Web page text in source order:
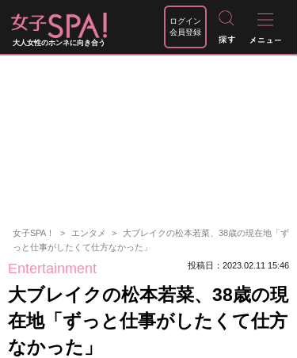
大人女性のホンネに向き合う
ログイン
会員登録
女子SPA！ エンタメ
大ブレイクの松本若菜、38歳の現在地「ず
っと仕事がしたくて仕方なかった」
Entertainment 投稿日：2023.02.11 15:46
大ブレイクの松本若菜、38歳の現
在地「ずっと仕事がしたくて仕方
なかった」